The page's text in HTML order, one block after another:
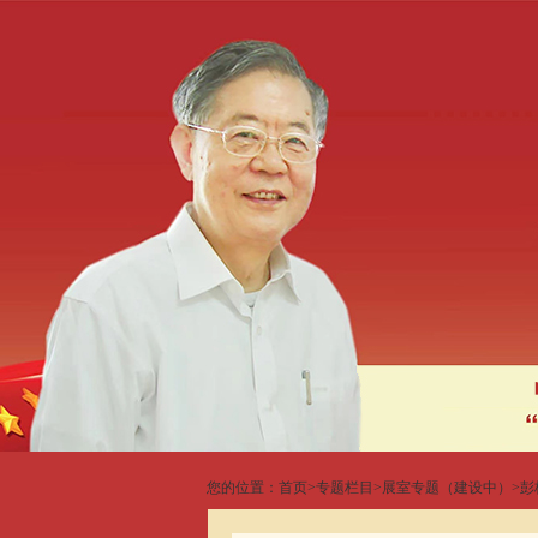
您的位置： 首页>专题栏目 >展室专题（建设中） >彭